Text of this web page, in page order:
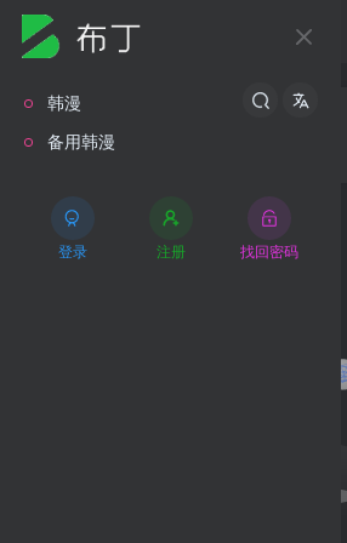
韩漫
备用韩漫
登录 注册 找回密码
幼兒園老師們